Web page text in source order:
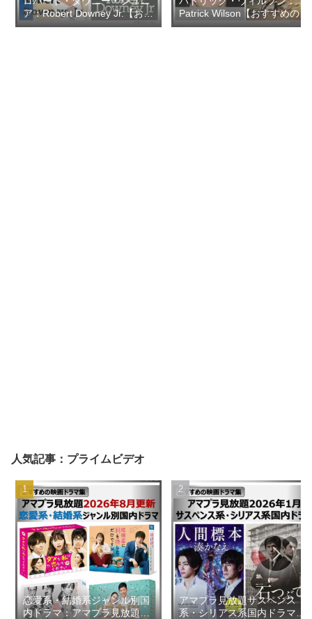
ア：Robert Downey Jr.【おす
すめの映画ドラマ集】
Patrick Wilson【おすすめの映
画ドラマ集】
人気記事：プライムビデオ
恋愛系・結婚系ジャンル別国
内ドラマ：アマプラ見放題
アマプラ見放題サスペンス
系・シリアス系国内ドラマ